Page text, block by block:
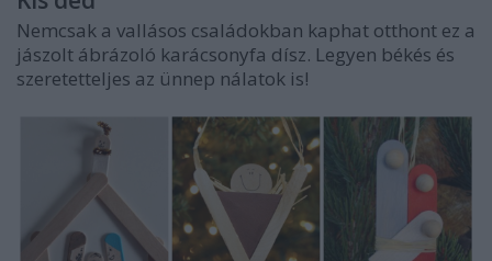
Nemcsak a vallásos családokban kaphat otthont ez a
jászolt ábrázoló karácsonyfa dísz. Legyen békés és
szeretetteljes az ünnep nálatok is!